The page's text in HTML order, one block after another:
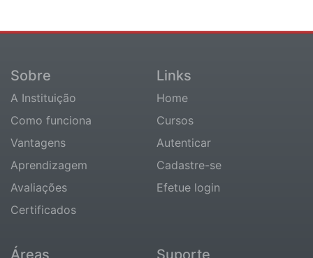
Sobre
A Instituição
Como funciona
Vantagens
Aprendizagem
Avaliações
Certificados
Links
Home
Cursos
Autenticar
Cadastre-se
Efetue login
Áreas Suporte